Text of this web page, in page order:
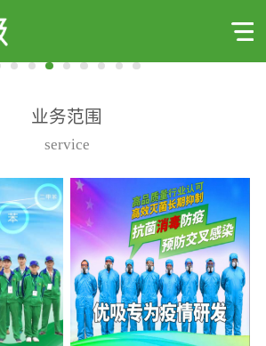
业务范围
service